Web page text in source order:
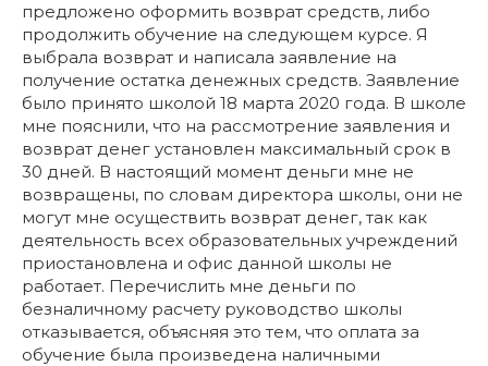
предложено оформить возврат средств, либо
продолжить обучение на следующем курсе. Я
выбрала возврат и написала заявление на
получение остатка денежных средств. Заявление
было принято школой 18 марта 2020 года. В школе
мне пояснили, что на рассмотрение заявления и
возврат денег установлен максимальный срок в
30 дней. В настоящий момент деньги мне не
возвращены, по словам директора школы, они не
могут мне осуществить возврат денег, так как
деятельность всех образовательных учреждений
приостановлена и офис данной школы не
работает. Перечислить мне деньги по
безналичному расчету руководство школы
отказывается, объясняя это тем, что оплата за
обучение была произведена наличными